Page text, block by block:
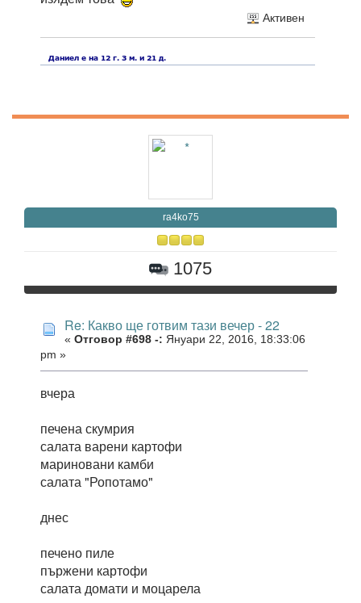
Активен
ra4ko75
1075
Re: Какво ще готвим тази вечер - 22
« Отговор #698 -: Януари 22, 2016, 18:33:06
pm »
вчера
печена скумрия
салата варени картофи
мариновани камби
салата "Ропотамо"
днес
печено пиле
пържени картофи
салата домати и моцарела